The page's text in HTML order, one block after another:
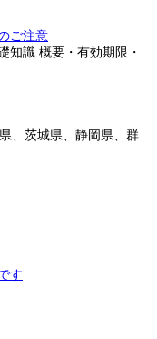
ご注意
知識 概要・有効期限・
、茨城県、静岡県、群
す